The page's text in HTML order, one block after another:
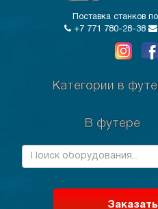
Поставка станков
+7 771 780-28-38
Категории в
В футере